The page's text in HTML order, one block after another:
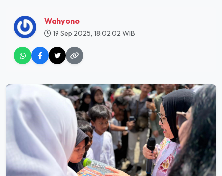
Wahyono
19 Sep 2025, 18:02:02 WIB